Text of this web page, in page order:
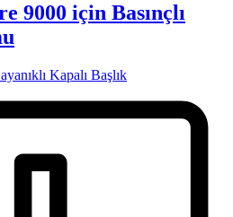
9000 için Basınçlı